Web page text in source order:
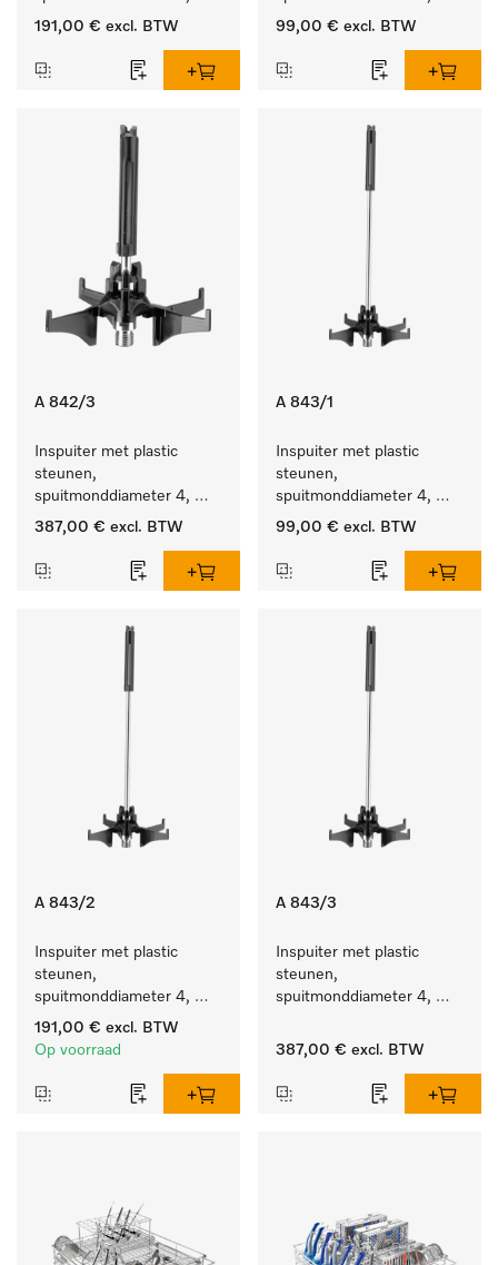
lengte 90 mm, 10 stuks
191,00 € excl. BTW
lengte 90 mm, 5 stuks
99,00 € excl. BTW
A 842/3
Inspuiter met plastic
steunen,
spuitmonddiameter 4,
lengte 90 mm, 20 stuks
387,00 € excl. BTW
A 843/1
Inspuiter met plastic
steunen,
spuitmonddiameter 4,
lengte 185 mm, 5 stuks
99,00 € excl. BTW
A 843/2
Inspuiter met plastic
steunen,
spuitmonddiameter 4,
lengte 185 mm, 10 stuks
191,00 € excl. BTW
Op voorraad
A 843/3
Inspuiter met plastic
steunen,
spuitmonddiameter 4,
387,00 € excl. BTW